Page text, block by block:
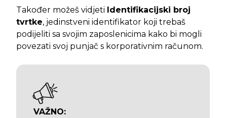
Također možeš vidjeti Identifikacijski broj
tvrtke, jedinstveni identifikator koji trebaš
podijeliti sa svojim zaposlenicima kako bi mogli
povezati svoj punjač s korporativnim računom.
VAŽNO: